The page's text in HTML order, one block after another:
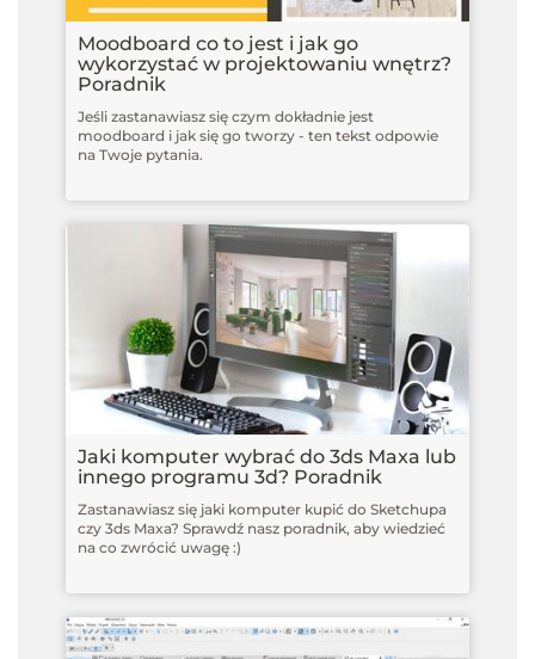
Moodboard co to jest i jak go
wykorzystać w projektowaniu wnętrz?
Poradnik
Jeśli zastanawiasz się czym dokładnie jest
moodboard i jak się go tworzy - ten tekst odpowie
na Twoje pytania.
Jaki komputer wybrać do 3ds Maxa lub
innego programu 3d? Poradnik
Zastanawiasz się jaki komputer kupić do Sketchupa
czy 3ds Maxa? Sprawdź nasz poradnik, aby wiedzieć
na co zwrócić uwagę :)